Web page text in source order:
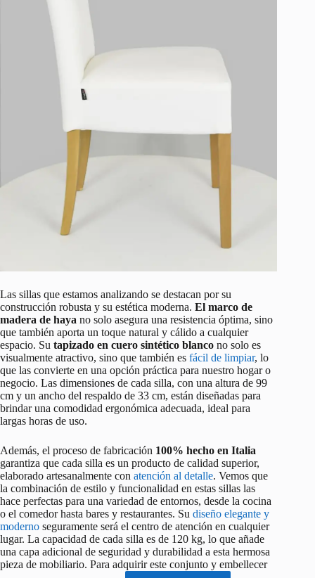
Las sillas que estamos analizando se destacan por su
construcción robusta y su estética moderna. El marco de
madera de haya no solo asegura una resistencia óptima, sino
que también aporta un toque natural y cálido a cualquier
espacio. Su tapizado en cuero sintético blanco no solo es
visualmente atractivo, sino que también es fácil de limpiar, lo
que las convierte en una opción práctica para nuestro hogar o
negocio. Las dimensiones de cada silla, con una altura de 99
cm y un ancho del respaldo de 33 cm, están diseñadas para
brindar una comodidad ergonómica adecuada, ideal para
largas horas de uso.
Además, el proceso de fabricación 100% hecho en Italia
garantiza que cada silla es un producto de calidad superior,
elaborado artesanalmente con atención al detalle. Vemos que
la combinación de estilo y funcionalidad en estas sillas las
hace perfectas para una variedad de entornos, desde la cocina
o el comedor hasta bares y restaurantes. Su diseño elegante y
moderno seguramente será el centro de atención en cualquier
lugar. La capacidad de cada silla es de 120 kg, lo que añade
una capa adicional de seguridad y durabilidad a esta hermosa
pieza de mobiliario. Para adquirir este conjunto y embellecer